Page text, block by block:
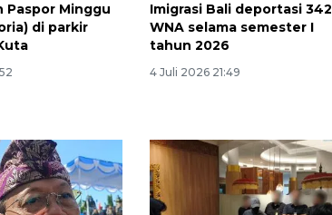
Paspor Minggu
di parkir
Imigrasi Bali deportasi 342
WNA selama semester I
tahun 2026
4 Juli 2026 21:49